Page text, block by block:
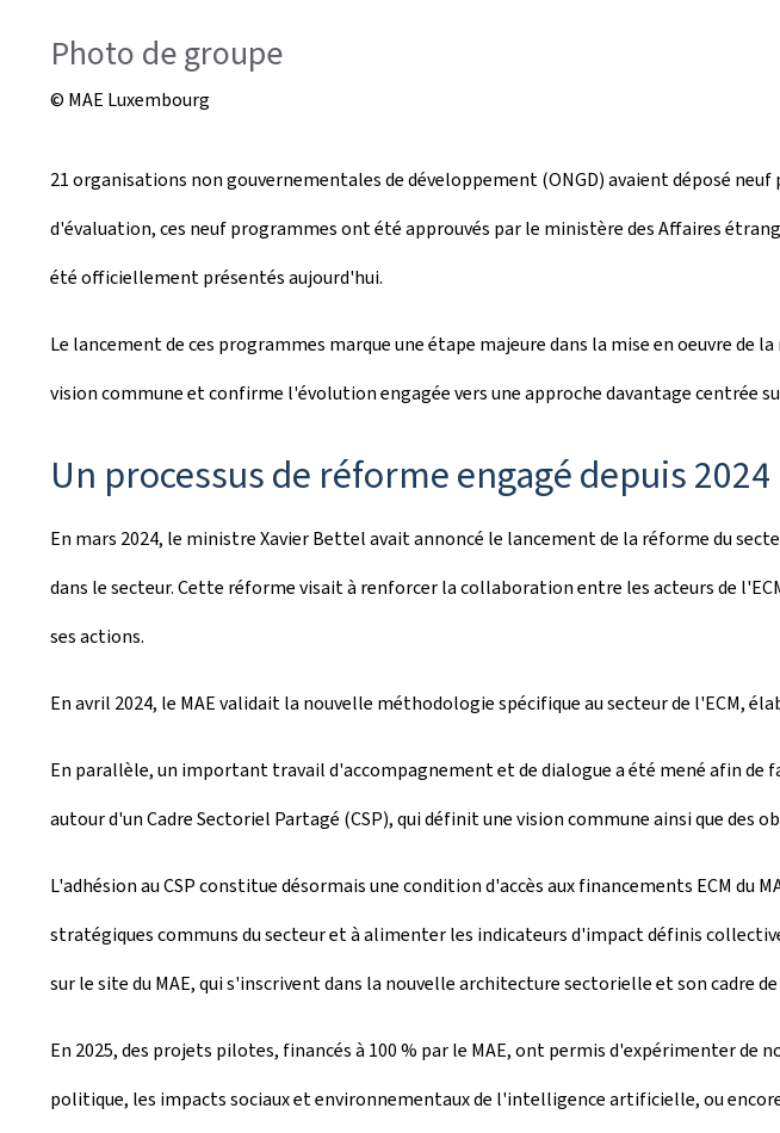
Photo de groupe
© MAE Luxembourg
21 organisations non gouvernementales de développement (ONGD) avaient déposé
d'évaluation, ces neuf programmes ont été approuvés par le ministère des Affaires
été officiellement présentés aujourd'hui.
Le lancement de ces programmes marque une étape majeure dans la mise en oeuvre de
vision commune et confirme l'évolution engagée vers une approche davantage centrée
Un processus de réforme engagé depuis 2024
En mars 2024, le ministre Xavier Bettel avait annoncé le lancement de la réforme du
dans le secteur. Cette réforme visait à renforcer la collaboration entre les acteurs de
ses actions.
En avril 2024, le MAE validait la nouvelle méthodologie spécifique au secteur de l'ECM,
En parallèle, un important travail d'accompagnement et de dialogue a été mené afin de
autour d'un Cadre Sectoriel Partagé (CSP), qui définit une vision commune ainsi que des
L'adhésion au CSP constitue désormais une condition d'accès aux financements ECM
stratégiques communs du secteur et à alimenter les indicateurs d'impact définis
sur le site du MAE, qui s'inscrivent dans la nouvelle architecture sectorielle et son cadre
En 2025, des projets pilotes, financés à 100 % par le MAE, ont permis d'expérimenter
politique, les impacts sociaux et environnementaux de l'intelligence artificielle, ou